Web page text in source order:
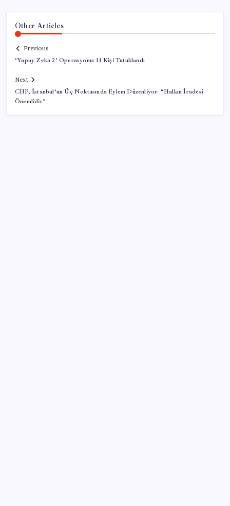
Other Articles
Previous
‘Yapay Zeka 2’ Operasyonu: 11 Kişi Tutuklandı
Next
CHP, İstanbul’un Üç Noktasında Eylem Düzenliyor: “Halkın İradesi
Önemlidir”